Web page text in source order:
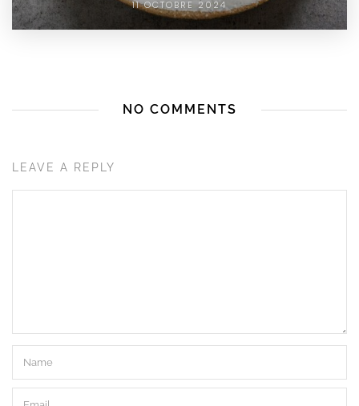
11 OCTOBRE 2024
NO COMMENTS
LEAVE A REPLY